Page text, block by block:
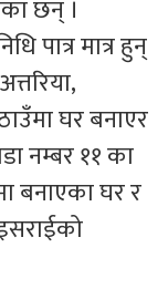
छन् ।
पात्र मात्र हुन्
घर बनाएर
नम्बर ११ का
बनाएका घर र